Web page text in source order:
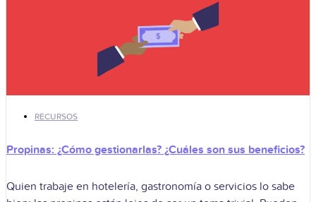
RECURSOS
Propinas: ¿Cómo gestionarlas? ¿Cuáles son sus beneficios?
Quien trabaje en hotelería, gastronomía o servicios lo sabe